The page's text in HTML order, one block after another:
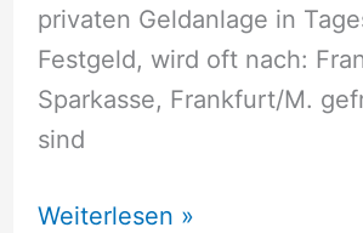
privaten Geldanlage in
Festgeld, wird oft nach:
Sparkasse, Frankfurt/M.
sind
Frankfurter
Weiterlesen »